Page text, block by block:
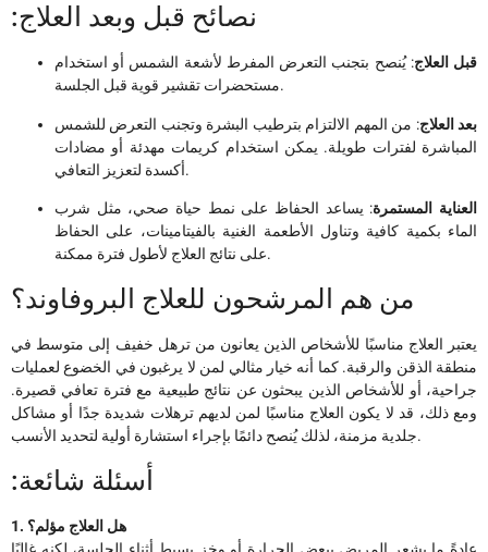
:نصائح قبل وبعد العلاج
قبل العلاج: يُنصح بتجنب التعرض المفرط لأشعة الشمس أو استخدام
مستحضرات تقشير قوية قبل الجلسة.
بعد العلاج: من المهم الالتزام بترطيب البشرة وتجنب التعرض للشمس
المباشرة لفترات طويلة. يمكن استخدام كريمات مهدئة أو مضادات
أكسدة لتعزيز التعافي.
العناية المستمرة: يساعد الحفاظ على نمط حياة صحي، مثل شرب
الماء بكمية كافية وتناول الأطعمة الغنية بالفيتامينات، على الحفاظ
على نتائج العلاج لأطول فترة ممكنة.
من هم المرشحون للعلاج البروفاوند؟
يعتبر العلاج مناسبًا للأشخاص الذين يعانون من ترهل خفيف إلى متوسط في
منطقة الذقن والرقبة. كما أنه خيار مثالي لمن لا يرغبون في الخضوع لعمليات
جراحية، أو للأشخاص الذين يبحثون عن نتائج طبيعية مع فترة تعافي قصيرة.
ومع ذلك، قد لا يكون العلاج مناسبًا لمن لديهم ترهلات شديدة جدًا أو مشاكل
جلدية مزمنة، لذلك يُنصح دائمًا بإجراء استشارة أولية لتحديد الأنسب.
:أسئلة شائعة
1. هل العلاج مؤلم؟